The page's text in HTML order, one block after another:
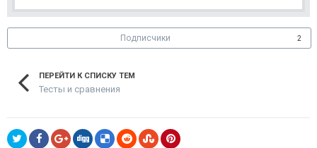
Подписчики 2
ПЕРЕЙТИ К СПИСКУ ТЕМ
Тесты и сравнения